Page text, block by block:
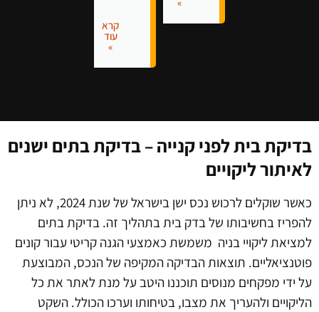
קרא
עוד
בית לפני קנייה – בדיקת בתים ישנים
ליקויים
כאשר שוקלים לרכוש נכס ישן בישראל של שנת 2024, לא ניתן
בחשיבותו של בדק בית בתהליך זה. בדיקת בתים
ליקויי בניה משמשת כאמצעי הגנה קריטי עבור קונים
תוצאות הבדיקה המקיפה של הנכס, המבוצעת
ידי מפקחים מנוסים תוכננו היטב על מנת לאתר את כל
ולהעריך את מצבו, בטיחותו וערכו הכולל. השקט